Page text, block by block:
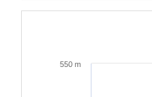
550 m